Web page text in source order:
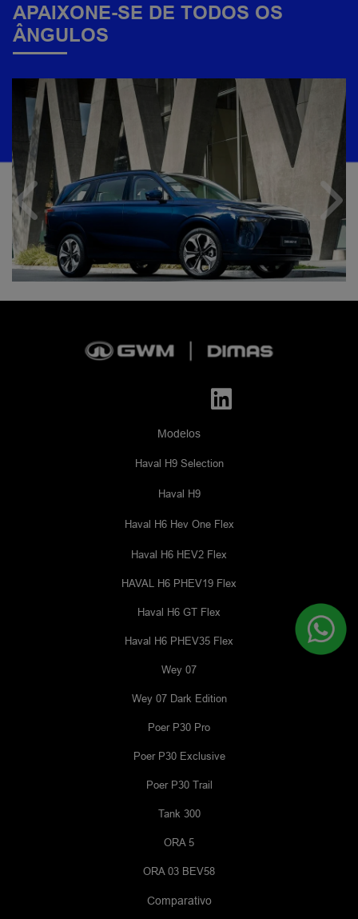
APAIXONE-SE DE TODOS OS
ÂNGULOS
Anterior
Modelos
Haval H9 Selection
Haval H9
Haval H6 Hev One Flex
Haval H6 HEV2 Flex
HAVAL H6 PHEV19 Flex
Haval H6 GT Flex
Haval H6 PHEV35 Flex
Wey 07
Wey 07 Dark Edition
Poer P30 Pro
Poer P30 Exclusive
Poer P30 Trail
Tank 300
ORA 5
ORA 03 BEV58
Comparativo